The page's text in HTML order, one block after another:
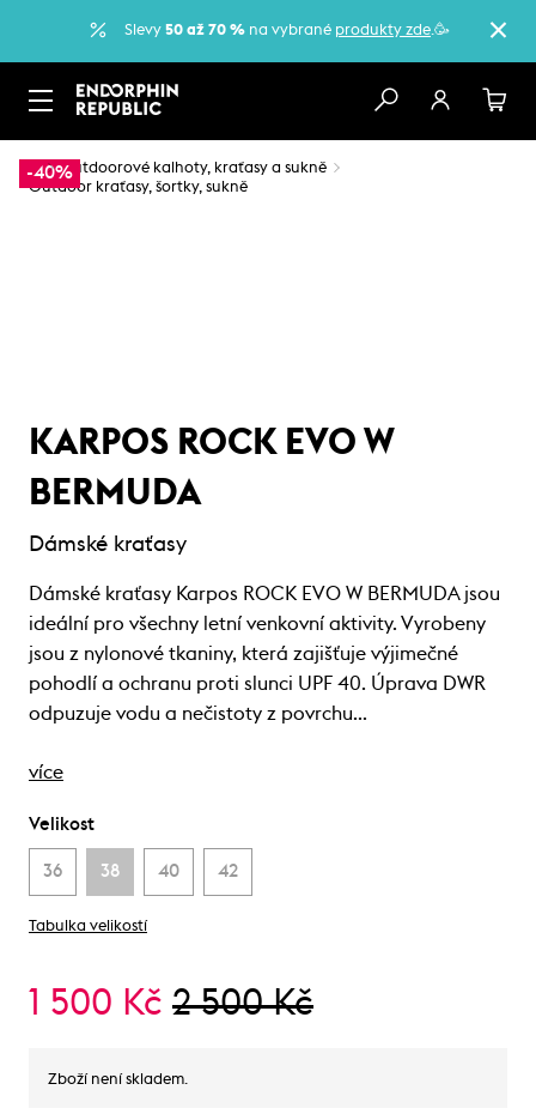
Slevy 50 až 70 % na vybrané produkty zde.🥳
-40%
…
Outdoorové kalhoty, kraťasy a sukně
Outdoor kraťasy, šortky, sukně
KARPOS ROCK EVO W
BERMUDA
Dámské kraťasy
Dámské kraťasy Karpos ROCK EVO W BERMUDA jsou
ideální pro všechny letní venkovní aktivity. Vyrobeny
jsou z nylonové tkaniny, která zajišťuje výjimečné
pohodlí a ochranu proti slunci UPF 40. Úprava DWR
odpuzuje vodu a nečistoty z povrchu…
více
Velikost
36 38 40 42
Tabulka velikostí
1 500 Kč 2 500 Kč
Zboží není skladem.